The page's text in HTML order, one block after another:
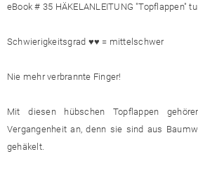
eBook # 35 HÄKELANLEITUNG "Topflappen"
Schwierigkeitsgrad ♥♥ = mittelschwer
Nie mehr verbrannte Finger!
Mit diesen hübschen Topflappen
Vergangenheit an, denn sie sind aus
gehäkelt.